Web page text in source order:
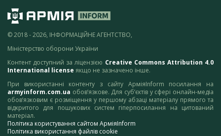
© 2018 - 2026, ІНФОРМАЦІЙНЕ АГЕНТСТВО,
Міністерство оборони України
Контент доступний за ліцензією Creative Commons Attribution 4.0
International license якщо не зазначено інше.
При використанні контенту з сайту АрміяInform посилання на
armyinform.com.ua обов’язкове. Для суб’єктів у сфері онлайн-медіа
обов’язковим є розміщення у першому абзаці матеріалу прямого та
відкритого для пошукових систем гіперпосилання на цитований
матеріал.
Політика користування сайтом АрміяInform
Політика використання файлів cookie